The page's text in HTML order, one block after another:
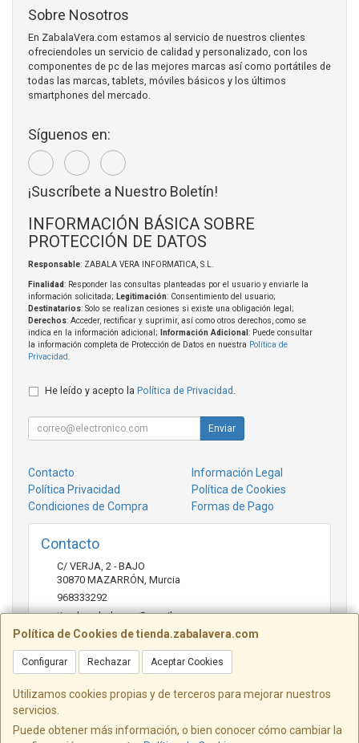
Política de Cookies de tienda.zabalavera.com
Configurar Rechazar Aceptar Cookies
Utilizamos cookies propias y de terceros para mejorar nuestros
servicios.
Puede obtener más información, o bien conocer cómo cambiar la
Sobre Nosotros
En ZabalaVera.com estamos al servicio de nuestros clientes
ofreciendoles un servicio de calidad y personalizado, con los
componentes de pc de las mejores marcas así como portátiles de
todas las marcas, tablets, móviles básicos y los últimos
smartphones del mercado.
Síguenos en:
¡Suscríbete a Nuestro Boletín!
INFORMACIÓN BÁSICA SOBRE
PROTECCIÓN DE DATOS
Responsable: ZABALA VERA INFORMATICA, S.L.
Finalidad: Responder las consultas planteadas por el usuario y enviarle la
información solicitada; Legitimación: Consentimiento del usuario;
Destinatarios: Solo se realizan cesiones si existe una obligación legal;
Derechos: Acceder, rectificar y suprimir, así como otros derechos, como se
indica en la información adicional;
Información Adicional : Puede consultar
la información completa de Protección de Datos en nuestra Política de
Privacidad
He leído y acepto la Política de Privacidad .
Enviar
Contacto
Información Legal
Política Privacidad
Política de Cookies
Condiciones de Compra
Formas de Pago
Contacto
C/ VERJA, 2 - BAJO
30870 MAZARRÓN, Murcia
968333292
tienda.zabalavera@gmail.com
Horario
9:30-14:00 y 17:30-20:00